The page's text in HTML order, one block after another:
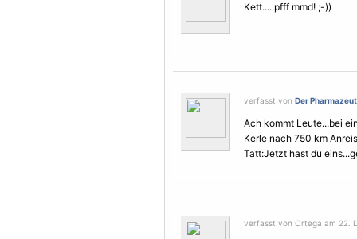
Kett.....pfff mmd! ;-))
verfasst von Der
Ach kommt Leute...bei
Kerle nach 750 km
Tatt:Jetzt hast du
verfasst von Ortega am 22.